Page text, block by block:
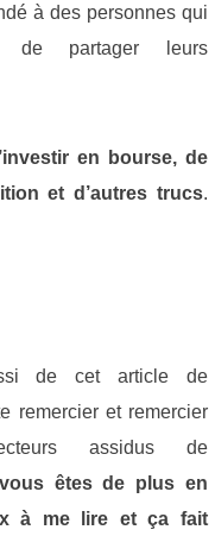
à des personnes qui
de partager leurs
en bourse, de
et d’autres trucs.
de cet article de
remercier et remercier
assidus de
vous êtes de plus en
à me lire et ça fait